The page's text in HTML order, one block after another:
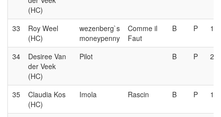
(HC)
33
Roy Weel
(HC)
wezenberg`s
moneypenny
Comme il
Faut
B P 1e
34
Desiree Van
der Veek
(HC)
Pilot B P 2e
35
Claudia Kos
(HC)
Imola Rascin B P 1e